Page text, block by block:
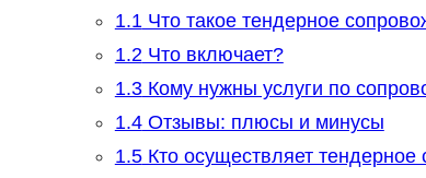
1.1Что такое тендерное
1.2Что включает?
1.3Кому нужны услуги по
1.4Отзывы: плюсы и минусы
1.5Кто осуществляет